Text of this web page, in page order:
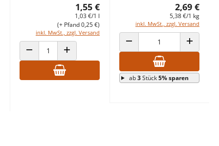
1,55 €
1,03 €/1 l
inkl. MwSt., zzgl. Versand
(+ Pfand 0,25 €)
ANZAHL VERRINGERNANZAHL ERHÖHEN
ANZAHL VERRINGERNANZAHL ERHÖHEN
2,69 €
5,38 €/1 kg
inkl. MwSt., zzgl. Versand
ANZAHL VERRINGERN ANZAHL
ab3Stück5% sparen